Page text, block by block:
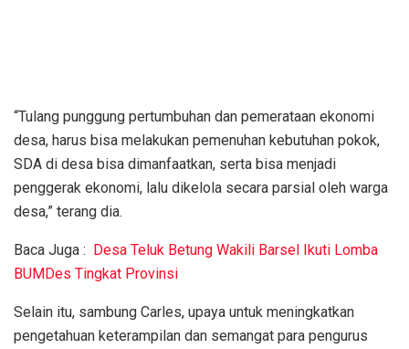
“Tulang punggung pertumbuhan dan pemerataan ekonomi
desa, harus bisa melakukan pemenuhan kebutuhan pokok,
SDA di desa bisa dimanfaatkan, serta bisa menjadi
penggerak ekonomi, lalu dikelola secara parsial oleh warga
desa,” terang dia.
Baca Juga : Desa Teluk Betung Wakili Barsel Ikuti Lomba
BUMDes Tingkat Provinsi
Selain itu, sambung Carles, upaya untuk meningkatkan
pengetahuan keterampilan dan semangat para pengurus